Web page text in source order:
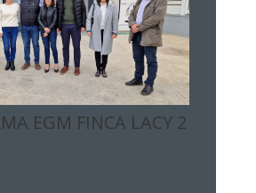
EGM FINCA LACY 2